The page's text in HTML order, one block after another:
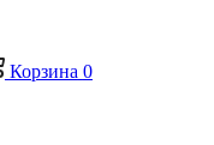
Корзина 0